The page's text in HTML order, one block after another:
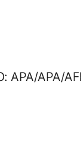
APA/APA/